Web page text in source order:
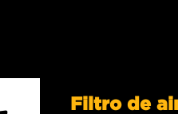
Filtro de